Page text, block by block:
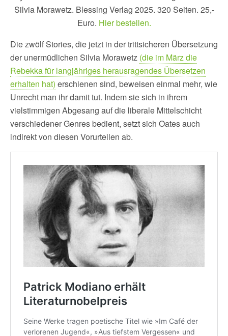
Silvia Morawetz. Blessing Verlag 2025. 320 Seiten. 25,-
Euro. Hier bestellen.
Die zwölf Stories, die jetzt in der trittsicheren Übersetzung
der unermüdlichen Silvia Morawetz (die im März die
Rebekka für langjähriges herausragendes Übersetzen
erhalten hat) erschienen sind, beweisen einmal mehr, wie
Unrecht man ihr damit tut. Indem sie sich in ihrem
vielstimmigen Abgesang auf die liberale Mittelschicht
verschiedener Genres bedient, setzt sich Oates auch
indirekt von diesen Vorurteilen ab.